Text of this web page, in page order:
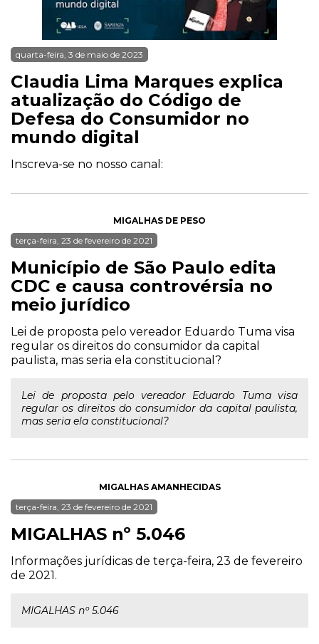
quarta-feira, 3 de maio de 2023
Claudia Lima Marques explica
atualização do Código de
Defesa do Consumidor no
mundo digital
Inscreva-se no nosso canal:
MIGALHAS DE PESO
terça-feira, 23 de fevereiro de 2021
Município de São Paulo edita
CDC e causa controvérsia no
meio jurídico
Lei de proposta pelo vereador Eduardo Tuma visa
regular os direitos do consumidor da capital
paulista, mas seria ela constitucional?
Lei de proposta pelo vereador Eduardo Tuma visa
regular os direitos do consumidor da capital paulista,
mas seria ela constitucional?
MIGALHAS AMANHECIDAS
terça-feira, 23 de fevereiro de 2021
MIGALHAS nº 5.046
Informações jurídicas de terça-feira, 23 de fevereiro
de 2021.
MIGALHAS nº 5.046